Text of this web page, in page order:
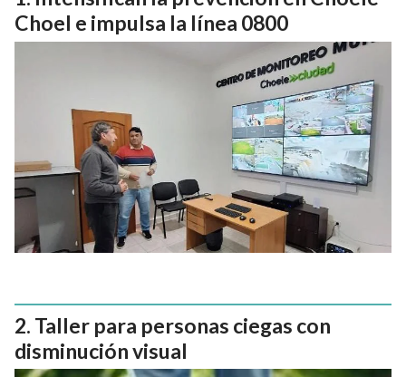
Choel e impulsa la línea 0800
Taller para personas ciegas con
disminución visual